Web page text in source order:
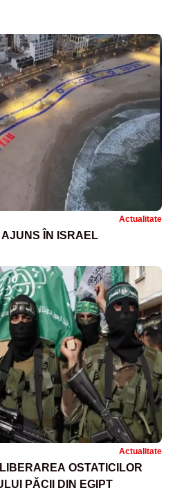
Actualitate
ÎN ISRAEL
Actualitate
OSTATICILOR
PĂCII DIN EGIPT